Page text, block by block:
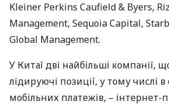
Kleiner Perkins Caufield & Byers,
Management, Sequoia Capital,
Global Management.
У Китаї дві найбільші компанії,
лідируючі позиції, у тому числі в
мобільних платежів, – інтернет-